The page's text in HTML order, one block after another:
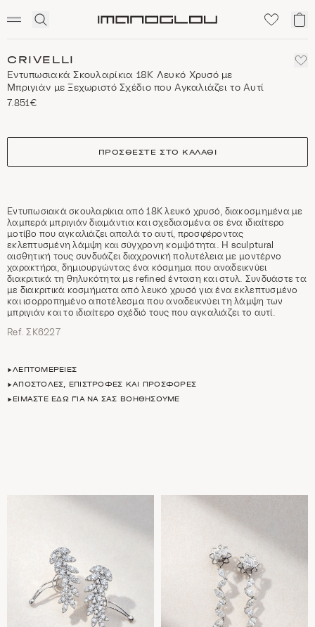
Click
search
Το
CRIVELLI
Εντυπωσιακά Σκουλαρίκια 18Κ Λευκό Χρυσό με
Μπριγιάν με Ξεχωριστό Σχέδιο που Αγκαλιάζει το Αυτί
7.851€
size
ΠΡΟΣΘΈΣΤΕ ΣΤΟ ΚΑΛΆΘΙ
Εντυπωσιακά σκουλαρίκια από 18Κ λευκό χρυσό, διακοσμημένα με
λαμπερά μπριγιάν διαμάντια και σχεδιασμένα σε ένα ιδιαίτερο
μοτίβο που αγκαλιάζει απαλά το αυτί, προσφέροντας
εκλεπτυσμένη λάμψη και σύγχρονη κομψότητα. Η sculptural
αισθητική τους συνδυάζει διαχρονική πολυτέλεια με μοντέρνο
χαρακτήρα, δημιουργώντας ένα κόσμημα που αναδεικνύει
διακριτικά τη θηλυκότητα με refined ένταση και στυλ. Συνδυάστε τα
με διακριτικά κοσμήματα από λευκό χρυσό για ένα εκλεπτυσμένο
και ισορροπημένο αποτέλεσμα που αναδεικνύει τη λάμψη των
μπριγιάν και το ιδιαίτερο σχέδιό τους που αγκαλιάζει το αυτί.
Ref. ΣΚ6227
ΛΕΠΤΟΜΈΡΕΙΕΣ
ΑΠΟΣΤΟΛΈΣ, ΕΠΙΣΤΡΟΦΈΣ ΚΑΙ ΠΡΟΣΦΟΡΈΣ
ΕΊΜΑΣΤΕ ΕΔΏ ΓΙΑ ΝΑ ΣΑΣ ΒΟΗΘΉΣΟΥΜΕ